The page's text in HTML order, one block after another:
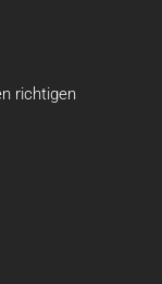
richtigen